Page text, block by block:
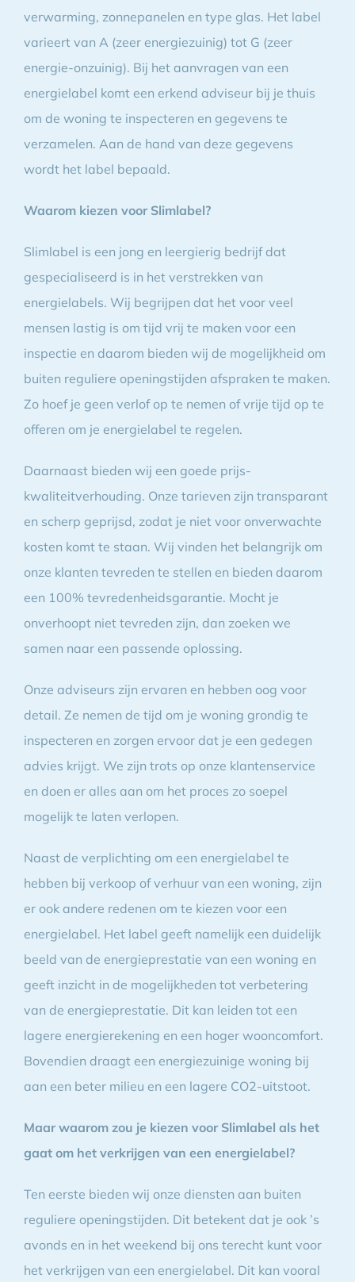
verwarming, zonnepanelen en type glas. Het label
varieert van A (zeer energiezuinig) tot G (zeer
energie-onzuinig). Bij het aanvragen van een
energielabel komt een erkend adviseur bij je thuis
om de woning te inspecteren en gegevens te
verzamelen. Aan de hand van deze gegevens
wordt het label bepaald.
Waarom kiezen voor Slimlabel?
Slimlabel is een jong en leergierig bedrijf dat
gespecialiseerd is in het verstrekken van
energielabels. Wij begrijpen dat het voor veel
mensen lastig is om tijd vrij te maken voor een
inspectie en daarom bieden wij de mogelijkheid om
buiten reguliere openingstijden afspraken te maken.
Zo hoef je geen verlof op te nemen of vrije tijd op te
offeren om je energielabel te regelen.
Daarnaast bieden wij een goede prijs-
kwaliteitverhouding. Onze tarieven zijn transparant
en scherp geprijsd, zodat je niet voor onverwachte
kosten komt te staan. Wij vinden het belangrijk om
onze klanten tevreden te stellen en bieden daarom
een 100% tevredenheidsgarantie. Mocht je
onverhoopt niet tevreden zijn, dan zoeken we
samen naar een passende oplossing.
Onze adviseurs zijn ervaren en hebben oog voor
detail. Ze nemen de tijd om je woning grondig te
inspecteren en zorgen ervoor dat je een gedegen
advies krijgt. We zijn trots op onze klantenservice
en doen er alles aan om het proces zo soepel
mogelijk te laten verlopen.
Naast de verplichting om een energielabel te
hebben bij verkoop of verhuur van een woning, zijn
er ook andere redenen om te kiezen voor een
energielabel. Het label geeft namelijk een duidelijk
beeld van de energieprestatie van een woning en
geeft inzicht in de mogelijkheden tot verbetering
van de energieprestatie. Dit kan leiden tot een
lagere energierekening en een hoger wooncomfort.
Bovendien draagt een energiezuinige woning bij
aan een beter milieu en een lagere CO2-uitstoot.
Maar waarom zou je kiezen voor Slimlabel als het
gaat om het verkrijgen van een energielabel?
Ten eerste bieden wij onze diensten aan buiten
reguliere openingstijden. Dit betekent dat je ook ’s
avonds en in het weekend bij ons terecht kunt voor
het verkrijgen van een energielabel. Dit kan vooral